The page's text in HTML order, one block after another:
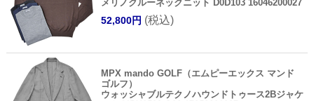
メリノクルーネックニット D0D103 16046200027
52,800円 (税込)
MPX mando GOLF（エムピーエックス マンド
ゴルフ）
ウォッシャブルテクノハウンドトゥース2Bジャケ